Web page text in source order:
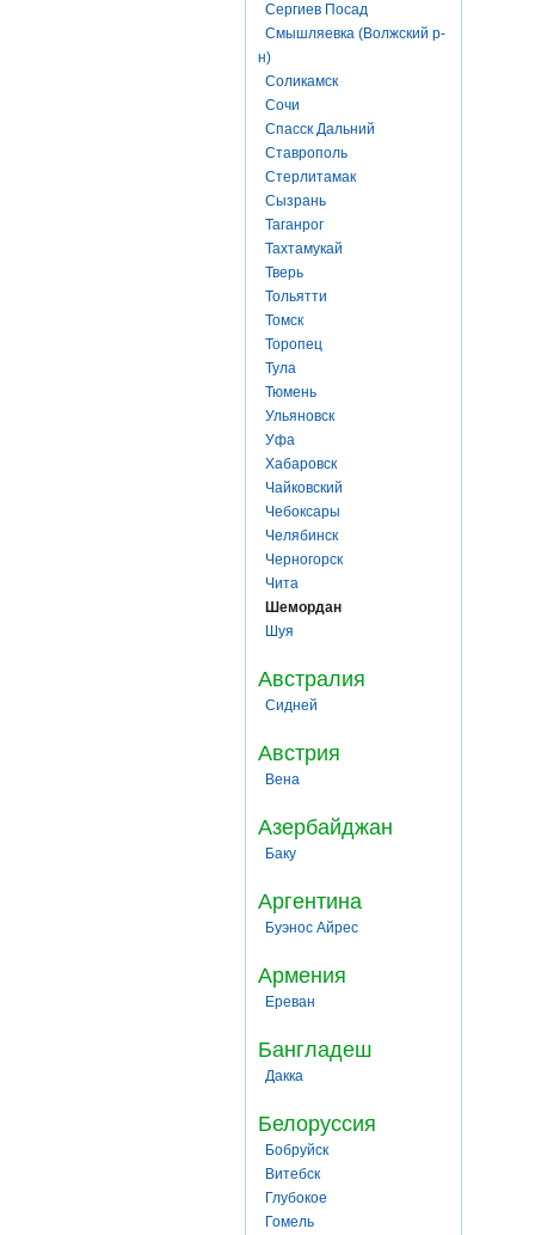
Сергиев Посад
Смышляевка (Волжский р-
н)
Соликамск
Сочи
Спасск Дальний
Ставрополь
Стерлитамак
Сызрань
Таганрог
Тахтамукай
Тверь
Тольятти
Томск
Торопец
Тула
Тюмень
Ульяновск
Уфа
Хабаровск
Чайковский
Чебоксары
Челябинск
Черногорск
Чита
Шемордан
Шуя
Австралия
Сидней
Австрия
Вена
Азербайджан
Баку
Аргентина
Буэнос Айрес
Армения
Ереван
Бангладеш
Дакка
Белоруссия
Бобруйск
Витебск
Глубокое
Гомель